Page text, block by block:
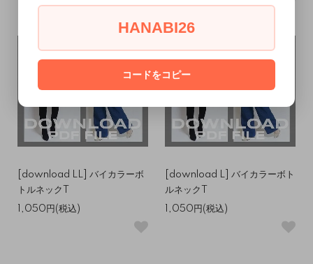
[download LL] バイカラーボ
トルネックT
1,050円(税込)
[download L] バイカラーボト
ルネックT
1,050円(税込)
HANABI26
コードをコピー